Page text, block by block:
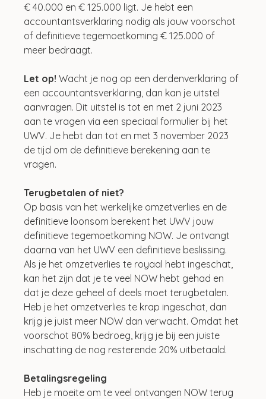
€ 40.000 en € 125.000 ligt. Je hebt een
accountantsverklaring nodig als jouw voorschot
of definitieve tegemoetkoming € 125.000 of
meer bedraagt.
Let op! Wacht je nog op een derdenverklaring of
een accountantsverklaring, dan kan je uitstel
aanvragen. Dit uitstel is tot en met 2 juni 2023
aan te vragen via een speciaal formulier bij het
UWV. Je hebt dan tot en met 3 november 2023
de tijd om de definitieve berekening aan te
vragen.
Terugbetalen of niet?
Op basis van het werkelijke omzetverlies en de
definitieve loonsom berekent het UWV jouw
definitieve tegemoetkoming NOW. Je ontvangt
daarna van het UWV een definitieve beslissing.
Als je het omzetverlies te royaal hebt ingeschat,
kan het zijn dat je te veel NOW hebt gehad en
dat je deze geheel of deels moet terugbetalen.
Heb je het omzetverlies te krap ingeschat, dan
krijg je juist meer NOW dan verwacht. Omdat het
voorschot 80% bedroeg, krijg je bij een juiste
inschatting de nog resterende 20% uitbetaald.
Betalingsregeling
Heb je moeite om te veel ontvangen NOW terug